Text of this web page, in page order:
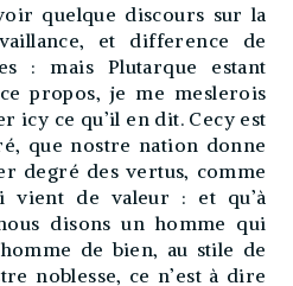
quelque discours sur la
et difference de
: mais Plutarque estant
propos, je me meslerois
icy ce qu’il en dit. Cecy est
que nostre nation donne
degré des vertus, comme
vient de valeur : et qu’à
disons un homme qui
de bien, au stile de
noblesse, ce n’est à dire